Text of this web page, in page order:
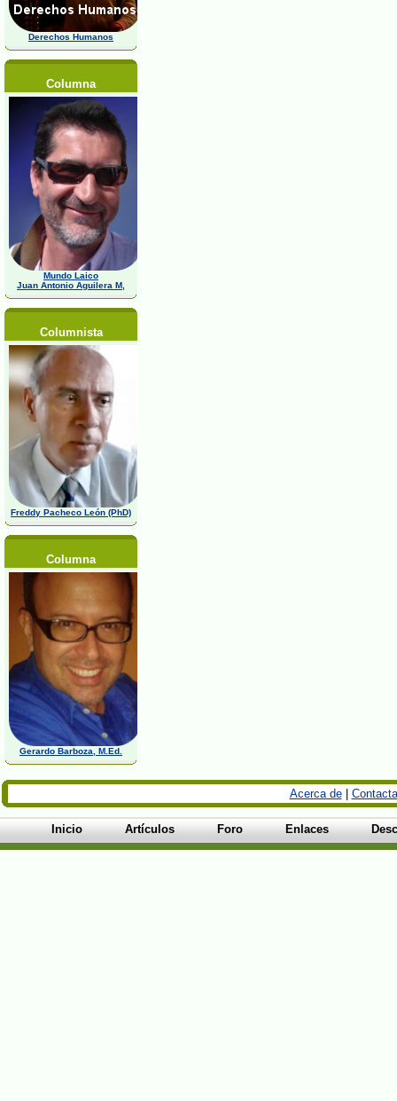
Derechos Humanos
Columna
Mundo Laico
Juan Antonio Aguilera M,
Columnista
Freddy Pacheco León (PhD)
Columna
Gerardo Barboza, M.Ed.
Acerca de|
Inicio Artículos Foro Enlaces